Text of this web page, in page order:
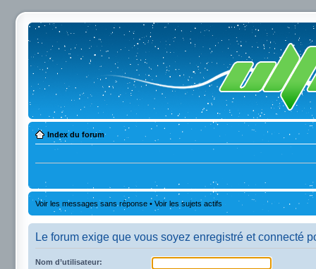
Index du forum
Voir les messages sans réponse • Voir les sujets actifs
Le forum exige que vous soyez enregistré et connecté
Nom d’utilisateur: